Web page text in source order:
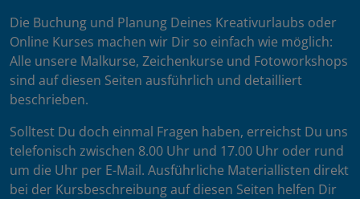
Die Buchung und Planung Deines Kreativurlaubs oder
Online Kurses machen wir Dir so einfach wie möglich:
Alle unsere Malkurse, Zeichenkurse und Fotoworkshops
sind auf diesen Seiten ausführlich und detailliert
beschrieben.
Solltest Du doch einmal Fragen haben, erreichst Du uns
telefonisch zwischen 8.00 Uhr und 17.00 Uhr oder rund
um die Uhr per E-Mail. Ausführliche Materiallisten direkt
bei der Kursbeschreibung auf diesen Seiten helfen Dir